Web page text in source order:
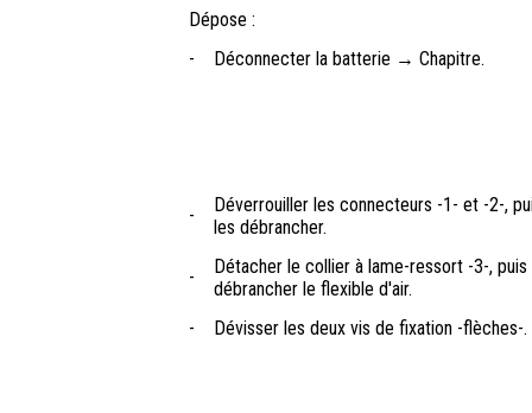
Dépose :
-
Déconnecter la batterie → Chapitre.
-
Déverrouiller les connecteurs -1- et -2-,
les débrancher.
-
Détacher le collier à lame-ressort -3-, puis
débrancher le flexible d'air.
-
Dévisser les deux vis de fixation -flèches-.